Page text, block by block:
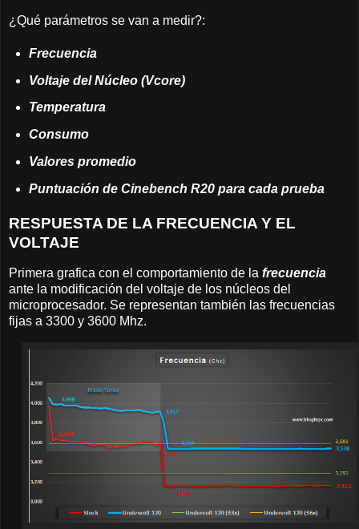
¿Qué parámetros se van a medir?:
Frecuencia
Voltaje del Núcleo (Vcore)
Temperatura
Consumo
Valores promedio
Puntuación de Cinebench R20 para cada prueba
RESPUESTA DE LA FRECUENCIA Y EL
VOLTAJE
Primera grafica con el comportamiento de la frecuencia
ante la modificación del voltaje de los núcleos del
microprocesador. Se representan también las frecuencias
fijas a 3300 y 3600 Mhz.